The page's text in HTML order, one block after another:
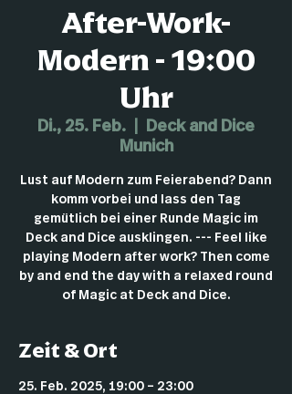
After-Work-
Modern - 19:00
Uhr
Di., 25. Feb.
Deck and Dice
Munich
Lust auf Modern zum Feierabend? Dann
komm vorbei und lass den Tag
gemütlich bei einer Runde Magic im
Deck and Dice ausklingen. --- Feel like
playing Modern after work? Then come
by and end the day with a relaxed round
of Magic at Deck and Dice.
Zeit & Ort
25. Feb. 2025, 19:00 – 23:00